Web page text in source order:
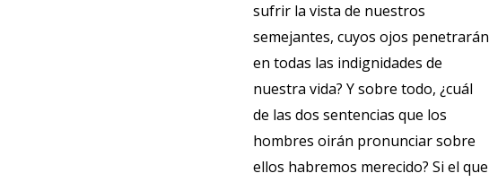
sufrir la vista de nuestros
semejantes, cuyos ojos penetrarán
en todas las indignidades de
nuestra vida? Y sobre todo, ¿cuál
de las dos sentencias que los
hombres oirán pronunciar sobre
ellos habremos merecido? Si el que